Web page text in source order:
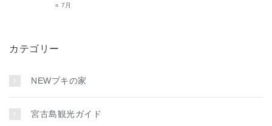
« 7月
カテゴリー
NEWプキの家
宮古島観光ガイド